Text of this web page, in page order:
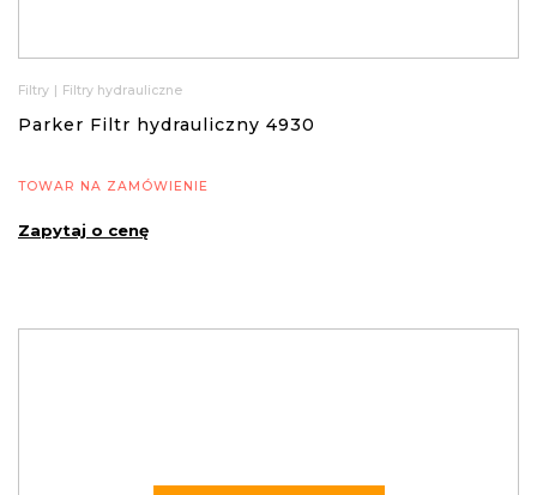
Filtry | Filtry hydrauliczne
Parker Filtr hydrauliczny 4930
TOWAR NA ZAMÓWIENIE
Zapytaj o cenę